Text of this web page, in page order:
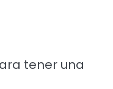
tener una